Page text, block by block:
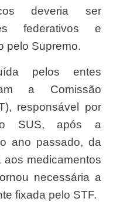
deveria ser
federativos e
pelo Supremo.
a Comissão
responsável por
SUS, após a
ano passado, da
medicamentos
necessária a
fixada pelo STF.